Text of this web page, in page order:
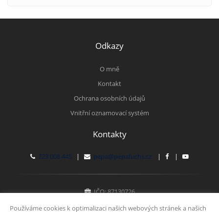
Odkazy
O mně
Kontakt
Ochrana osobních údajů
Vnitřní oznamovací systém
Kontakty
723 008 445 | pepa@pepafuchs.cz | |
IČO: 87130726
Používáme cookies k optimalizaci našich webových stránek a našich